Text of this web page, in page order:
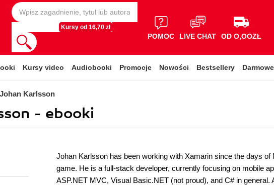
Kursy od 16,70 zł
POMOC LIVE CHAT OD O,OOZŁ
Kursy video Audiobooki Promocje Nowości Bestsellery
Johan Karlsson
- ebooki
Johan Karlsson has been working with Xamarin since the days
game. He is a full-stack developer, currently focusing on mobile
ASP.NET MVC, Visual Basic.NET (not proud), and C# in